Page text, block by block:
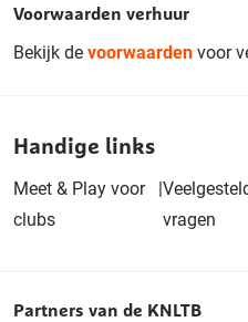
Voorwaarden verhuur
Bekijk de voorwaarden voor
Handige links
Meet & Play voor
clubs
|
vragen
Partners van de KNLTB